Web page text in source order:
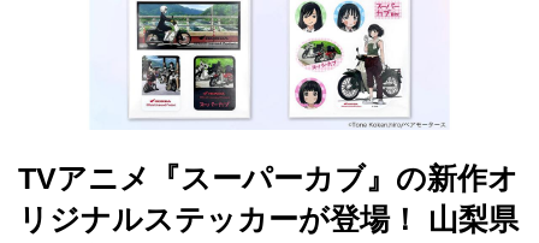
TVアニメ『スーパーカブ』の新作オ
リジナルステッカーが登場！ 山梨県